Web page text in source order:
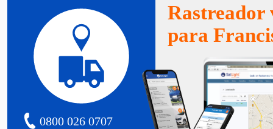
0800 026 0707
Rastreador
para